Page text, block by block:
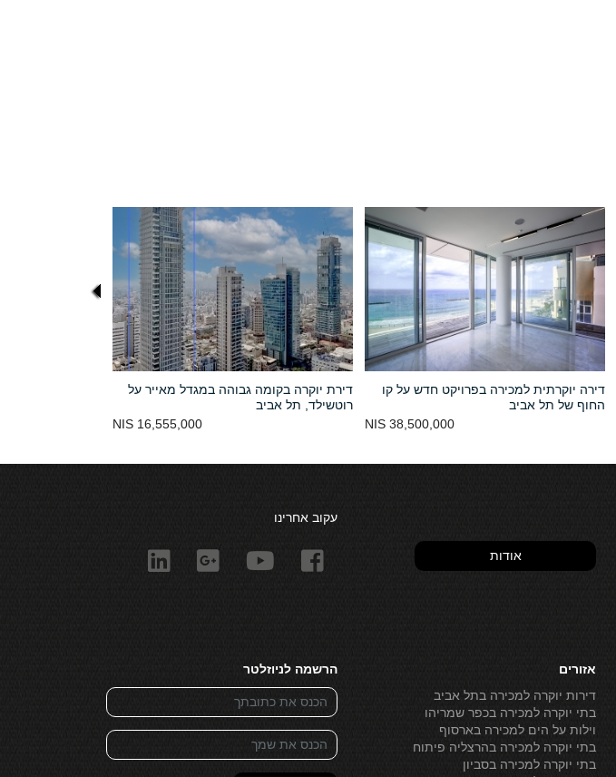
דירת יוקרה בקומה גבוהה במגדל מאייר על
רוטשילד, תל אביב
16,555,000 NIS
דירה יוקרתית למכירה בפרויקט חדש על קו
החוף של תל אביב
38,500,000 NIS
אודות
עקוב אחרינו
אזורים
דירות יוקרה למכירה בתל אביב
בתי יוקרה למכירה בכפר שמריהו
וילות על הים למכירה בארסוף
בתי יוקרה למכירה בהרצליה פיתוח
בתי יוקרה למכירה בסביון
הרשמה לניוזלטר